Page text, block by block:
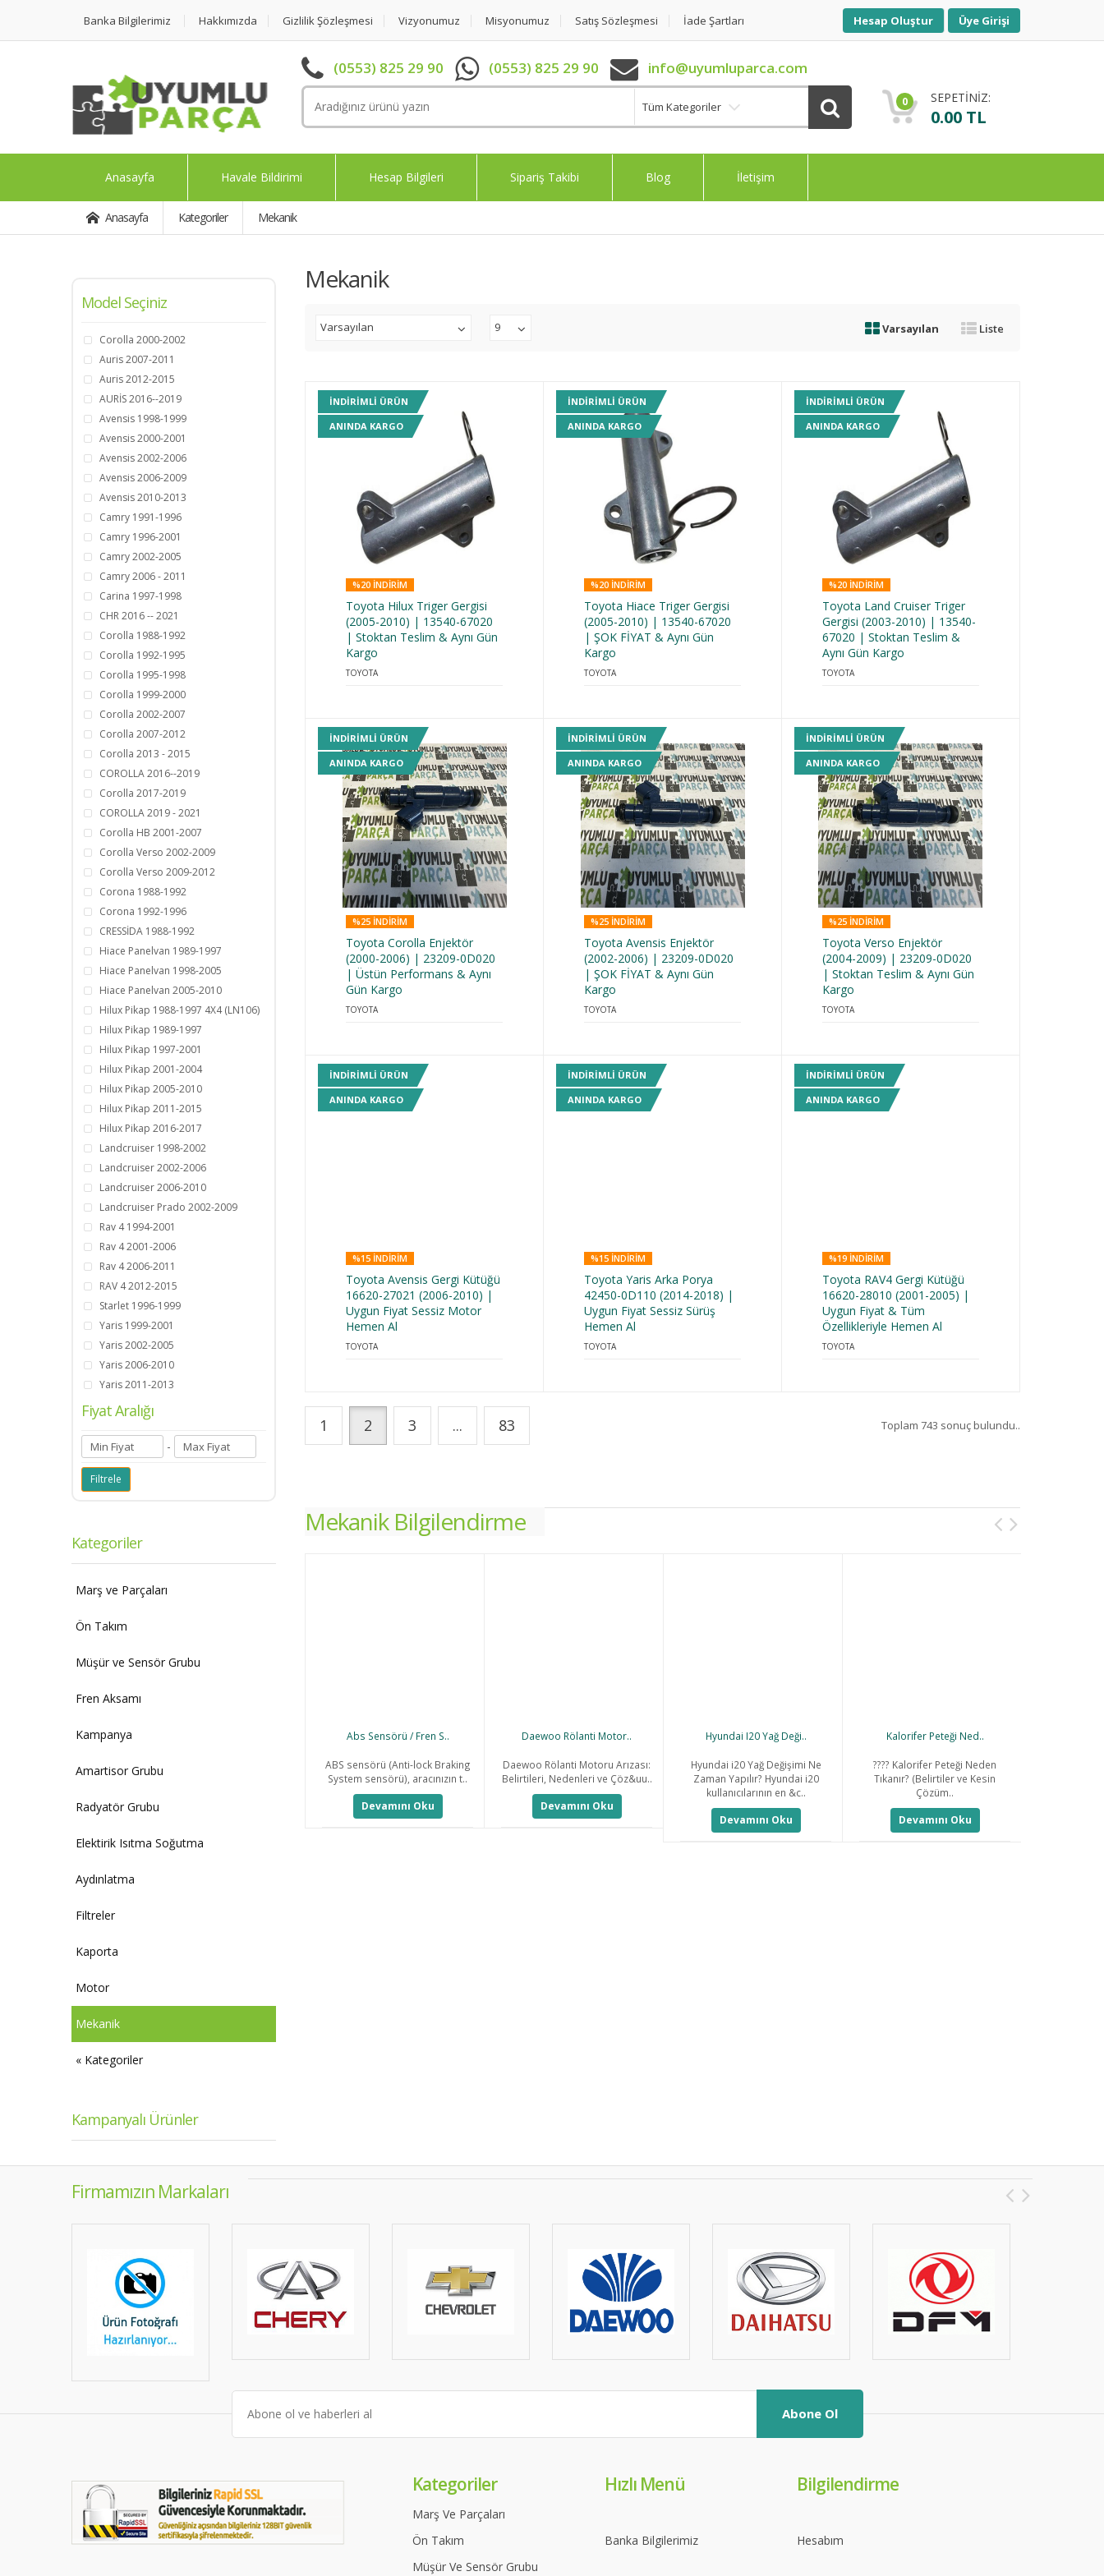
Banka Bilgilerimiz Hakkımızda Gizlilik Şözleşmesi Vizyonumuz Misyonumuz Satış Sözleşmesi İade Şartları Hesap Oluştur Üye Girişi
(0553) 825 29 90 (0553) 825 29 90 info@uyumluparca.com
Tüm Kategoriler 0 SEPETİNİZ:
0.00 TL
Anasayfa Havale Bildirimi Hesap Bilgileri Sipariş Takibi Blog İletişim
Anasayfa Kategoriler Mekanik
Model Seçiniz
Corolla 2000-2002
Auris 2007-2011
Auris 2012-2015
AURİS 2016--2019
Avensis 1998-1999
Avensis 2000-2001
Avensis 2002-2006
Avensis 2006-2009
Avensis 2010-2013
Camry 1991-1996
Camry 1996-2001
Camry 2002-2005
Camry 2006 - 2011
Carina 1997-1998
CHR 2016 -- 2021
Corolla 1988-1992
Corolla 1992-1995
Corolla 1995-1998
Corolla 1999-2000
Corolla 2002-2007
Corolla 2007-2012
Corolla 2013 - 2015
COROLLA 2016--2019
Corolla 2017-2019
COROLLA 2019 - 2021
Corolla HB 2001-2007
Corolla Verso 2002-2009
Corolla Verso 2009-2012
Corona 1988-1992
Corona 1992-1996
CRESSİDA 1988-1992
Hiace Panelvan 1989-1997
Hiace Panelvan 1998-2005
Hiace Panelvan 2005-2010
Hilux Pikap 1988-1997 4X4 (LN106)
Hilux Pikap 1989-1997
Hilux Pikap 1997-2001
Hilux Pikap 2001-2004
Hilux Pikap 2005-2010
Hilux Pikap 2011-2015
Hilux Pikap 2016-2017
Landcruiser 1998-2002
Landcruiser 2002-2006
Landcruiser 2006-2010
Landcruiser Prado 2002-2009
Rav 4 1994-2001
Rav 4 2001-2006
Rav 4 2006-2011
RAV 4 2012-2015
Starlet 1996-1999
Yaris 1999-2001
Yaris 2002-2005
Yaris 2006-2010
Yaris 2011-2013
Fiyat Aralığı
-
Kategoriler
Marş ve Parçaları
Ön Takım
Müşür ve Sensör Grubu
Fren Aksamı
Kampanya
Amartisor Grubu
Radyatör Grubu
Elektirik Isıtma Soğutma
Aydınlatma
Filtreler
Kaporta
Motor
Mekanik
« Kategoriler
Kampanyalı Ürünler
Mekanik
Varsayılan 9 Varsayılan Liste
INDIRIMLI ÜRÜN
ANINDA KARGO
%20 INDIRIM
Toyota Hilux Triger Gergisi
(2005-2010) | 13540-67020
| Stoktan Teslim & Aynı Gün
Kargo
TOYOTA
INDIRIMLI ÜRÜN
ANINDA KARGO
%20 INDIRIM
Toyota Hiace Triger Gergisi
(2005-2010) | 13540-67020
| ŞOK FİYAT & Aynı Gün
Kargo
TOYOTA
INDIRIMLI ÜRÜN
ANINDA KARGO
%20 INDIRIM
Toyota Land Cruiser Triger
Gergisi (2003-2010) | 13540-
67020 | Stoktan Teslim &
Aynı Gün Kargo
TOYOTA
INDIRIMLI ÜRÜN
ANINDA KARGO
%25 INDIRIM
Toyota Corolla Enjektör
(2000-2006) | 23209-0D020
| Üstün Performans & Aynı
Gün Kargo
TOYOTA
INDIRIMLI ÜRÜN
ANINDA KARGO
%25 INDIRIM
Toyota Avensis Enjektör
(2002-2006) | 23209-0D020
| ŞOK FİYAT & Aynı Gün
Kargo
TOYOTA
INDIRIMLI ÜRÜN
ANINDA KARGO
%25 INDIRIM
Toyota Verso Enjektör
(2004-2009) | 23209-0D020
| Stoktan Teslim & Aynı Gün
Kargo
TOYOTA
INDIRIMLI ÜRÜN
ANINDA KARGO
%15 INDIRIM
Toyota Avensis Gergi Kütüğü
16620-27021 (2006-2010) |
Uygun Fiyat Sessiz Motor
Hemen Al
TOYOTA
INDIRIMLI ÜRÜN
ANINDA KARGO
%15 INDIRIM
Toyota Yaris Arka Porya
42450-0D110 (2014-2018) |
Uygun Fiyat Sessiz Sürüş
Hemen Al
TOYOTA
INDIRIMLI ÜRÜN
ANINDA KARGO
%19 INDIRIM
Toyota RAV4 Gergi Kütüğü
16620-28010 (2001-2005) |
Uygun Fiyat & Tüm
Özellikleriyle Hemen Al
TOYOTA
1 2 3 ... 83 Toplam 743 sonuç bulundu..
Mekanik Bilgilendirme
Abs Sensörü / Fren S..
ABS sensörü (Anti-lock Braking
System sensörü), aracınızın t..
Devamını Oku
Daewoo Rölanti Motor..
Daewoo Rölanti Motoru Arızası:
Belirtileri, Nedenleri ve Çöz&uu..
Devamını Oku
Hyundai I20 Yağ Deği..
Hyundai i20 Yağ Değişimi Ne
Zaman Yapılır? Hyundai i20
kullanıcılarının en &c..
Devamını Oku
Kalorifer Peteği Ned..
???? Kalorifer Peteği Neden
Tıkanır? (Belirtiler ve Kesin
Çözüm..
Devamını Oku
Firmamızın Markaları
Abone Ol
Kategoriler
Marş Ve Parçaları
Ön Takım
Müşür Ve Sensör Grubu
Hızlı Menü
Banka Bilgilerimiz
Bilgilendirme
Hesabım